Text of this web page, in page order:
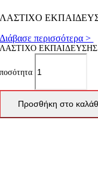
ΛΑΣΤΙΧΟ
Διάβασε περισσότερα >
ΛΑΣΤΙΧΟ ΕΚΠΑΙΔΕΥΣΗΣ
ποσότητα
Προσθήκη στο